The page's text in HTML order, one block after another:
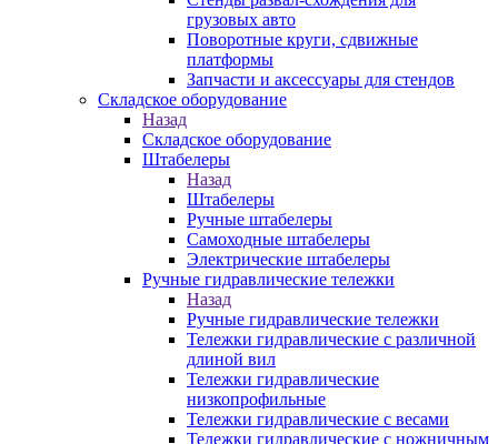
грузовых авто
Поворотные круги, сдвижные
платформы
Запчасти и аксессуары для стендов
Складское оборудование
Назад
Складское оборудование
Штабелеры
Назад
Штабелеры
Ручные штабелеры
Самоходные штабелеры
Электрические штабелеры
Ручные гидравлические тележки
Назад
Ручные гидравлические тележки
Тележки гидравлические с различной
длиной вил
Тележки гидравлические
низкопрофильные
Тележки гидравлические с весами
Тележки гидравлические с ножничным